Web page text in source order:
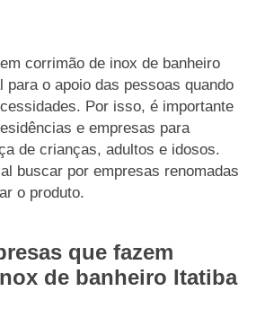
corrimão de inox de banheiro
para o apoio das pessoas quando
Por isso, é importante
e empresas para
de crianças, adultos e idosos.
buscar por empresas renomadas
o produto.
que fazem
de banheiro Itatiba